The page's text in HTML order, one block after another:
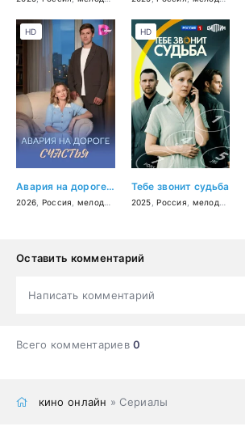
Авария на дороге счастья
2026 Россия мелодрама
HD
Тебе звонит судьба
2025 ,Россия мелодрама
HD
Оставить комментарий
Написать комментарий
Всего комментариев0
кино онлайн » Сериалы